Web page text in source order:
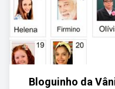
Bloguinho da